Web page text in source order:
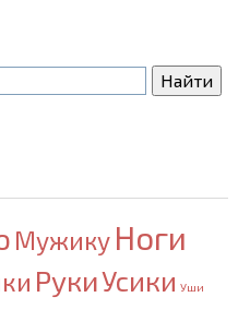
Мужику Ноги
РукиУсики Уши